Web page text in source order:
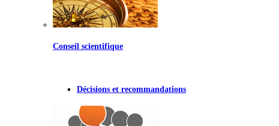
Conseil scientifique
Décisions et recommandations